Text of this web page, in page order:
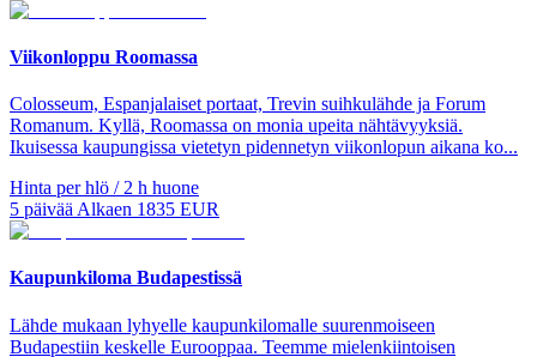
Viikonloppu Roomassa
Colosseum, Espanjalaiset portaat, Trevin suihkulähde ja Forum
Romanum. Kyllä, Roomassa on monia upeita nähtävyyksiä.
Ikuisessa kaupungissa vietetyn pidennetyn viikonlopun aikana ko...
Hinta per hlö / 2 h huone
5 päivää Alkaen 1835 EUR
Kaupunkiloma Budapestissä
Lähde mukaan lyhyelle kaupunkilomalle suurenmoiseen
Budapestiin keskelle Eurooppaa. Teemme mielenkiintoisen